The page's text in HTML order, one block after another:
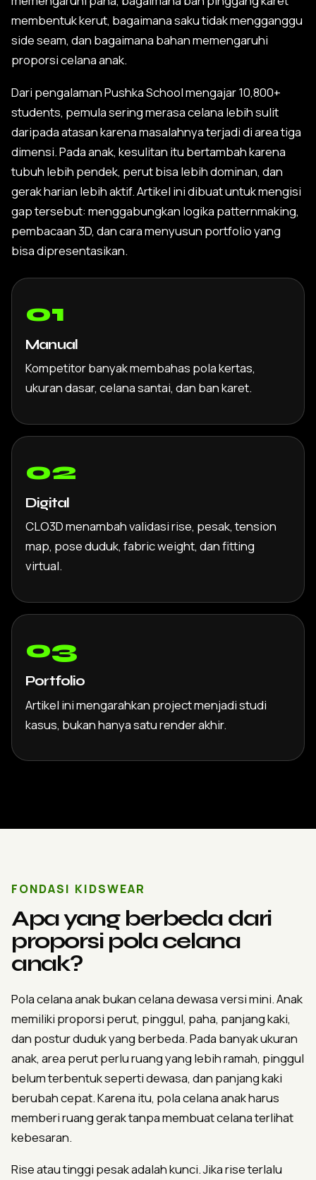
membentuk kerut, bagaimana saku tidak mengganggu
side seam, dan bagaimana bahan memengaruhi
proporsi celana anak.
Dari pengalaman Pushka School mengajar 10,800+
students, pemula sering merasa celana lebih sulit
daripada atasan karena masalahnya terjadi di area tiga
dimensi. Pada anak, kesulitan itu bertambah karena
tubuh lebih pendek, perut bisa lebih dominan, dan
gerak harian lebih aktif. Artikel ini dibuat untuk mengisi
gap tersebut: menggabungkan logika patternmaking,
pembacaan 3D, dan cara menyusun portfolio yang
bisa dipresentasikan.
01
Manual
Kompetitor banyak membahas pola kertas,
ukuran dasar, celana santai, dan ban karet.
02
Digital
CLO3D menambah validasi rise, pesak, tension
map, pose duduk, fabric weight, dan fitting
virtual.
03
Portfolio
Artikel ini mengarahkan project menjadi studi
kasus, bukan hanya satu render akhir.
FONDASI KIDSWEAR
Apa yang berbeda dari
proporsi pola celana
anak?
Pola celana anak bukan celana dewasa versi mini. Anak
memiliki proporsi perut, pinggul, paha, panjang kaki,
dan postur duduk yang berbeda. Pada banyak ukuran
anak, area perut perlu ruang yang lebih ramah, pinggul
belum terbentuk seperti dewasa, dan panjang kaki
berubah cepat. Karena itu, pola celana anak harus
memberi ruang gerak tanpa membuat celana terlihat
kebesaran.
Rise atau tinggi pesak adalah kunci. Jika rise terlalu